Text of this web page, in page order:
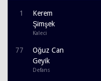
1
Kerem
Şimşek
Kaleci
77
Oğuz Can
Geyik
Defans